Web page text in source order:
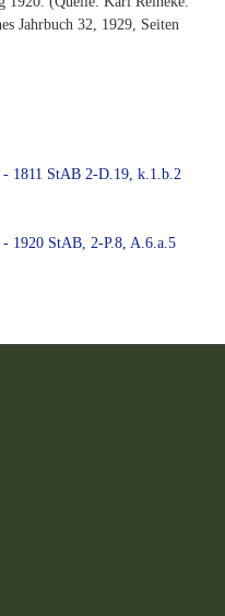
Jahrbuch 32, 1929, Seiten
- 1811 StAB 2-D.19, k.1.b.2
1920 StAB, 2-P.8, A.6.a.5